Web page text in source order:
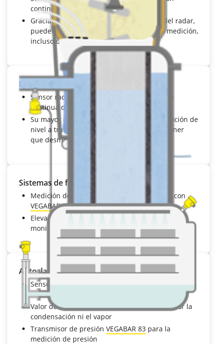
continua de nivel
Gracias a la elevada focalización del haz del radar,
puede esquivar los agitadores durante la medición,
incluso durante la limpieza.
Depósitos de plástico desechables
Sensor radar
continua de nivel
Su mayor rango dinámico permite una medición de
nivel a través del depósito de plástico sin tener
que desmontar el sensor
Sistemas de filtración
Medición de presión diferencial electrónica con
VEGABAR 83para la monitorización de filtros
Elevada calidad del producto gracias a la
monitorización fiable del filtro
Autoclave
Sensor radar guiadoVEGAFLEX 81para la medición
continua de nivel
Valor de medición fiable, sin verse afectado por la
condensación ni el vapor
Transmisor de presión VEGABAR 83 para la
medición de presión